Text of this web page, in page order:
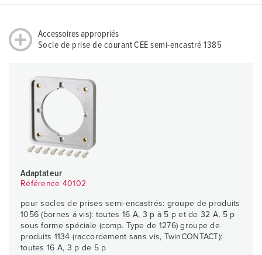
Accessoires appropriés
Socle de prise de courant CEE semi-encastré 1385
Adaptateur
Référence 40102
pour socles de prises semi-encastrés: groupe de produits
1056 (bornes á vis): toutes 16 A, 3 p à 5 p et de 32 A, 5 p
sous forme spéciale (comp. Type de 1276) groupe de
produits 1134 (raccordement sans vis, TwinCONTACT):
toutes 16 A, 3 p de 5 p